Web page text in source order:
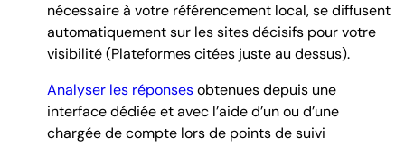
nécessaire à votre référencement local, se diffusent
automatiquement sur les sites décisifs pour votre
visibilité (Plateformes citées juste au dessus).
Analyser les réponsesobtenues depuis une
interface dédiée et avec l’aide d’un ou d’une
chargée de compte lors de points de suivi